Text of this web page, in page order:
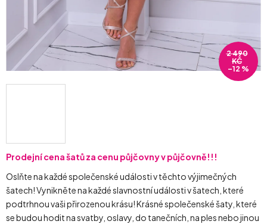
Prodejní cena šatů za cenu půjčovny v půjčovně!!!
Oslňte na každé společenské události v těchto výjimečných
šatech! Vynikněte na každé slavnostní události v šatech, které
podtrhnou vaši přirozenou krásu! Krásné společenské šaty, které
se budou hodit na svatby, oslavy, do tanečních, na ples nebo jinou
2 490
KČ
–12 %